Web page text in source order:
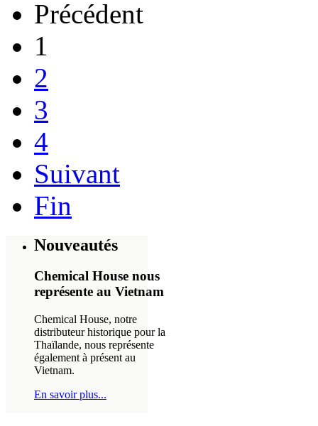
Précédent
1
2
3
4
Suivant
Fin
Nouveautés
Chemical House nous
représente au Vietnam
Chemical House, notre
distributeur historique pour la
Thaïlande, nous représente
également à présent au
Vietnam.
En savoir plus...